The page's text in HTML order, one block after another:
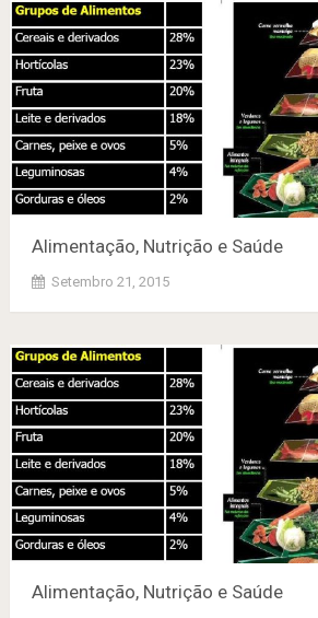
Alimentação, Nutrição e Saúde
Setembro 21, 2015
Alimentação, Nutrição e Saúde